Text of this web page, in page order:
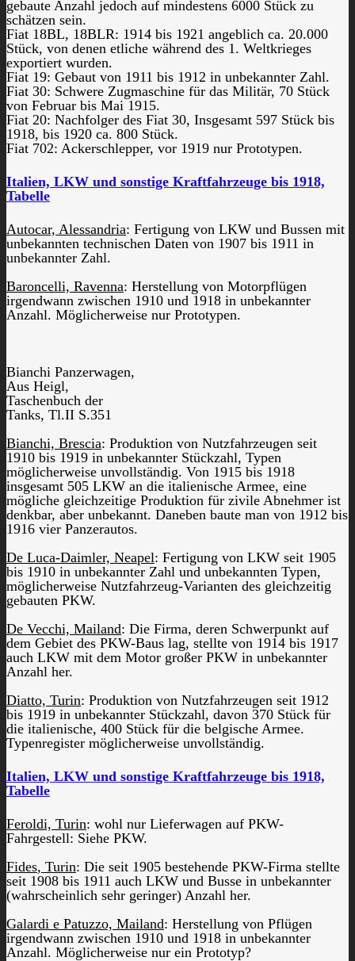
gebaute Anzahl jedoch auf mindestens 6000 Stück zu
schätzen sein.
Fiat 18BL, 18BLR: 1914 bis 1921 angeblich ca. 20.000
Stück, von denen etliche während des 1. Weltkrieges
exportiert wurden.
Fiat 19: Gebaut von 1911 bis 1912 in unbekannter Zahl.
Fiat 30: Schwere Zugmaschine für das Militär, 70 Stück
von Februar bis Mai 1915.
Fiat 20: Nachfolger des Fiat 30, Insgesamt 597 Stück bis
1918, bis 1920 ca. 800 Stück.
Fiat 702: Ackerschlepper, vor 1919 nur Prototypen.
Italien, LKW und sonstige Kraftfahrzeuge bis 1918,
Tabelle
Autocar, Alessandria: Fertigung von LKW und Bussen mit
unbekannten technischen Daten von 1907 bis 1911 in
unbekannter Zahl.
Baroncelli, Ravenna: Herstellung von Motorpflügen
irgendwann zwischen 1910 und 1918 in unbekannter
Anzahl. Möglicherweise nur Prototypen.
Bianchi Panzerwagen,
Aus Heigl,
Taschenbuch der
Tanks, Tl.II S.351
Bianchi, Brescia: Produktion von Nutzfahrzeugen seit
1910 bis 1919 in unbekannter Stückzahl, Typen
möglicherweise unvollständig. Von 1915 bis 1918
insgesamt 505 LKW an die italienische Armee, eine
mögliche gleichzeitige Produktion für zivile Abnehmer ist
denkbar, aber unbekannt. Daneben baute man von 1912 bis
1916 vier Panzerautos.
De Luca-Daimler, Neapel: Fertigung von LKW seit 1905
bis 1910 in unbekannter Zahl und unbekannten Typen,
möglicherweise Nutzfahrzeug-Varianten des gleichzeitig
gebauten PKW.
De Vecchi, Mailand: Die Firma, deren Schwerpunkt auf
dem Gebiet des PKW-Baus lag, stellte von 1914 bis 1917
auch LKW mit dem Motor großer PKW in unbekannter
Anzahl her.
Diatto, Turin: Produktion von Nutzfahrzeugen seit 1912
bis 1919 in unbekannter Stückzahl, davon 370 Stück für
die italienische, 400 Stück für die belgische Armee.
Typenregister möglicherweise unvollständig.
Italien, LKW und sonstige Kraftfahrzeuge bis 1918,
Tabelle
Feroldi, Turin: wohl nur Lieferwagen auf PKW-
Fahrgestell: Siehe PKW.
Fides, Turin: Die seit 1905 bestehende PKW-Firma stellte
seit 1908 bis 1911 auch LKW und Busse in unbekannter
(wahrscheinlich sehr geringer) Anzahl her.
Galardi e Patuzzo, Mailand: Herstellung von Pflügen
irgendwann zwischen 1910 und 1918 in unbekannter
Anzahl. Möglicherweise nur ein Prototyp?